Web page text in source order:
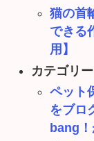
猫の首
できる
用】
カテゴリ
ペット
をブロ
bang！